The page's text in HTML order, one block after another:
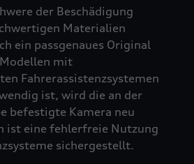
der Beschädigung
Materialien
ein passgenaues Original
mit
Fahrerassistenzsystemen
ist, wird die an der
befestigte Kamera neu
ist eine fehlerfreie Nutzung
sichergestellt.